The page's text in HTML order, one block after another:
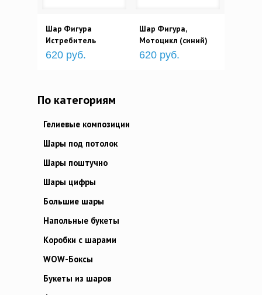
Шар Фигура
Истребитель
620 руб.
Шар Фигура,
Мотоцикл (синий)
620 руб.
По категориям
Гелиевые композиции
Шары под потолок
Шары поштучно
Шары цифры
Большие шары
Напольные букеты
Коробки с шарами
WOW-Боксы
Букеты из шаров